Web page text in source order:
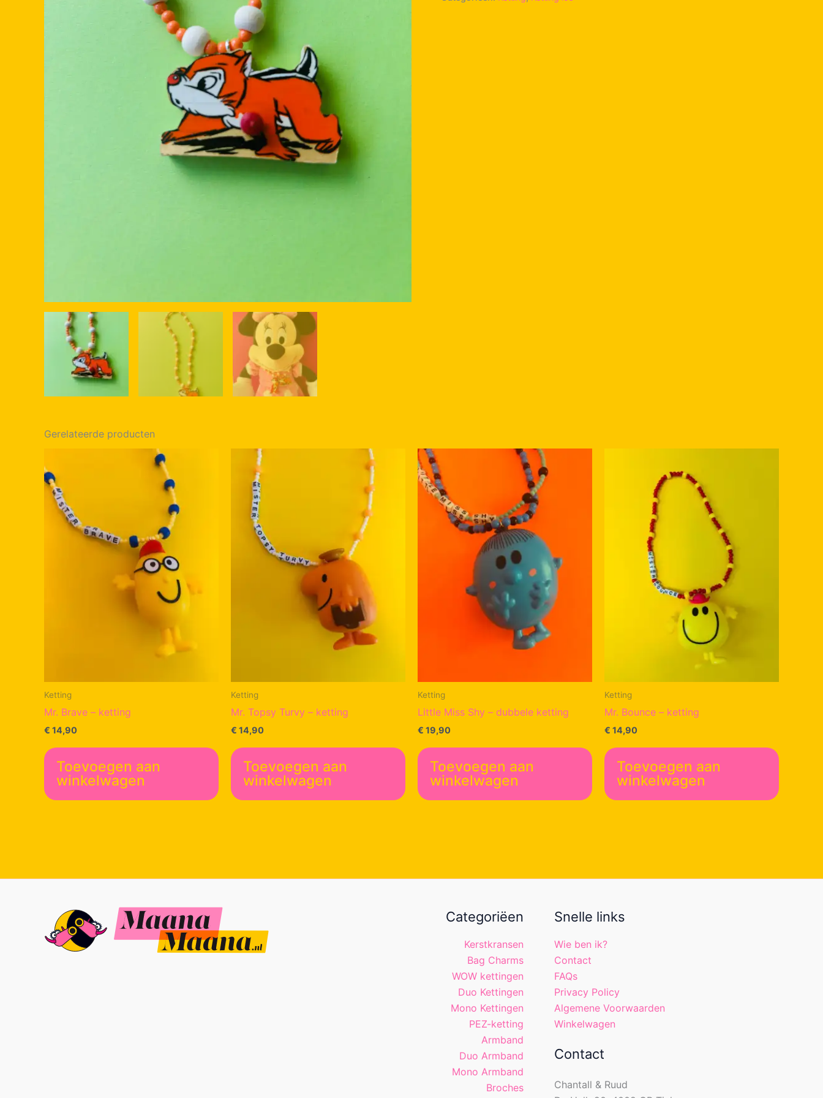
Gerelateerde producten
Ketting
Mr. Brave – ketting
€ 14,90
Toevoegen aan
winkelwagen
Ketting
Mr. Topsy Turvy – ketting
€ 14,90
Toevoegen aan
winkelwagen
Ketting
Little Miss Shy – dubbele ketting
€ 19,90
Toevoegen aan
winkelwagen
Ketting
Mr. Bounce – ketting
€ 14,90
Toevoegen aan
winkelwagen
Categoriëen
Kerstkransen
Bag Charms
WOW kettingen
Duo Kettingen
Mono Kettingen
PEZ-ketting
Armband
Duo Armband
Mono Armband
Broches
Snelle links
Wie ben ik?
Contact
FAQs
Privacy Policy
Algemene Voorwaarden
Winkelwagen
Contact
Chantall & Ruud